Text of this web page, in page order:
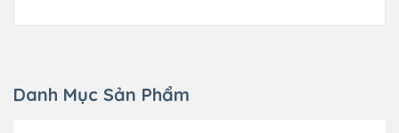
Danh Mục Sản Phẩm